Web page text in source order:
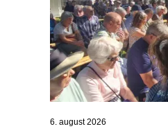
6. august 2026